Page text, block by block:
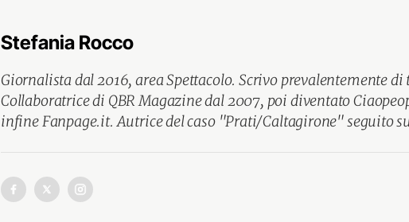
Stefania Rocco
Giornalista dal 2016, area Spettacolo. Scrivo prevalentemente di
Collaboratrice di QBR Magazine dal 2007, poi diventato
infine Fanpage.it. Autrice del caso "Prati/Caltagirone" seguito